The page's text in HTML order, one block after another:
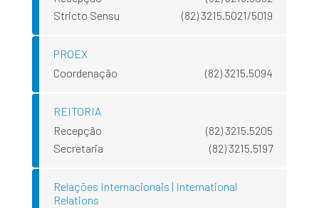
Stricto Sensu
(82) 3215.5021/5019
PROEX
Coordenação
(82) 3215.5094
REITORIA
Recepção
(82) 3215.5205
Secretaria
(82) 3215.5197
Relações Internacionais | International
Relations